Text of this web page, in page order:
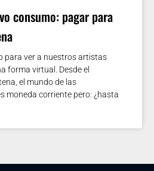
consumo: pagar para
para ver a nuestros artistas
forma virtual. Desde el
el mundo de las
moneda corriente pero: ¿hasta